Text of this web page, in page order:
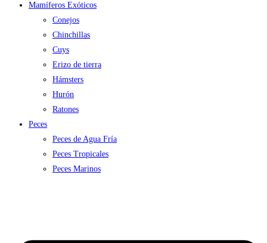
Mamíferos Exóticos
Conejos
Chinchillas
Cuys
Erizo de tierra
Hámsters
Hurón
Ratones
Peces
Peces de Agua Fría
Peces Tropicales
Peces Marinos